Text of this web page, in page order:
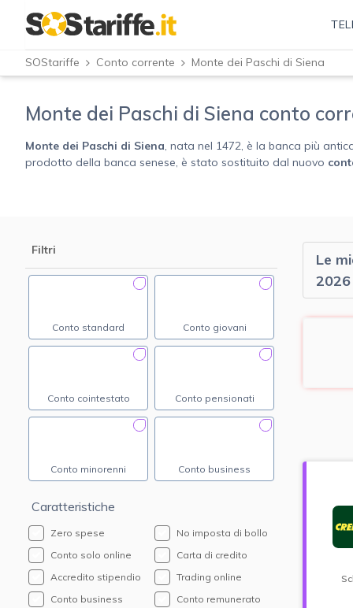
SOStariffe Conto corrente Monte dei Paschi di Siena
Monte dei Paschi di Siena conto
Monte dei Paschi di Siena, nata nel 1472, è la banca più
prodotto della banca senese, è stato sostituito dal nuovo
Filtri
Conto standard Conto giovani
Conto cointestato Conto pensionati
Conto minorenni Conto business
Caratteristiche
Zero spese
No imposta di bollo
Conto solo online
Carta di credito
Accredito stipendio
Trading online
Conto business
Conto remunerato
Le
2026